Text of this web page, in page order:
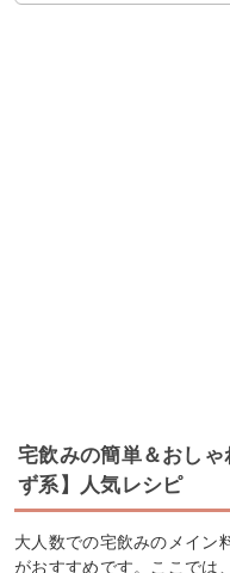
宅飲みの簡単＆おし
ず系】人気レシピ
大人数での宅飲みのメイン
がおすすめです。ここでは